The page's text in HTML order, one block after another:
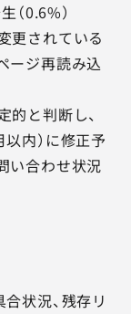
（0.6%）
更されている
ージ再読み込
的と判断し、
内）に修正予
い合わせ状況
状況、残存リ